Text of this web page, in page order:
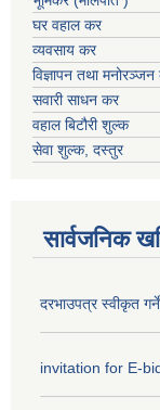
घर वहाल कर
व्यवसाय कर
विज्ञापन तथा
सवारी साधन कर
वहाल बिटौरी शुल्क
सेवा शुल्क, दस्तुर
सार्वजनिक
दरभाउपत्र स्वीकृत
invitation for E-